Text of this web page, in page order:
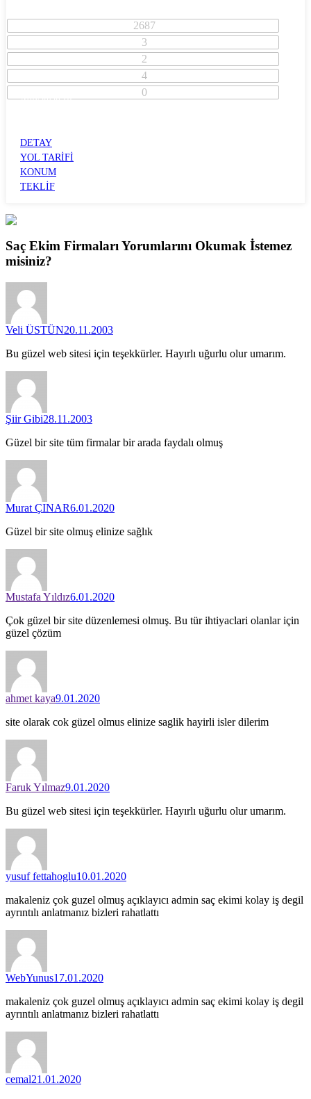
2687
3
2
4
0
Adıyaman İli
DETAY
YOL TARİFİ
KONUM
TEKLİF
Saç Ekim Firmaları Yorumlarını Okumak İstemez
misiniz?
Veli ÜSTÜN20.11.2003
Bu güzel web sitesi için teşekkürler. Hayırlı uğurlu olur umarım.
Şiir Gibi28.11.2003
Güzel bir site tüm firmalar bir arada faydalı olmuş
Murat ÇINAR6.01.2020
Güzel bir site olmuş elinize sağlık
Mustafa Yıldız6.01.2020
Çok güzel bir site düzenlemesi olmuş. Bu tür ihtiyaclari olanlar için
güzel çözüm
ahmet kaya9.01.2020
site olarak cok güzel olmus elinize saglik hayirli isler dilerim
Faruk Yılmaz9.01.2020
Bu güzel web sitesi için teşekkürler. Hayırlı uğurlu olur umarım.
yusuf fettahoglu10.01.2020
makaleniz çok guzel olmuş açıklayıcı admin saç ekimi kolay iş degil
ayrıntılı anlatmanız bizleri rahatlattı
WebYunus17.01.2020
makaleniz çok guzel olmuş açıklayıcı admin saç ekimi kolay iş degil
ayrıntılı anlatmanız bizleri rahatlattı
cemal21.01.2020